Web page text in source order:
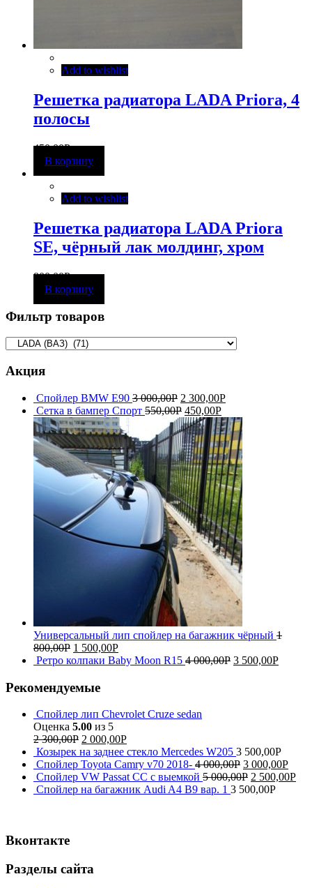
Add to wishlist
Решетка радиатора LADA Priora, 4
полосы
450,00Р
В корзину
Add to wishlist
Решетка радиатора LADA Priora
SE, чёрный лак молдинг, хром
800,00Р
В корзину
Фильтр товаров
Акция
Спойлер BMW E90 3 000,00Р 2 300,00Р
Сетка в бампер Спорт 550,00Р 450,00Р
Универсальный лип спойлер на багажник чёрный 1
800,00Р 1 500,00Р
Ретро колпаки Baby Moon R15 4 000,00Р 3 500,00Р
Рекомендуемые
Спойлер лип Chevrolet Cruze sedan
Оценка 5.00 из 5
2 300,00Р 2 000,00Р
Козырек на заднее стекло Mercedes W205 3 500,00Р
Спойлер Toyota Camry v70 2018- 4 000,00Р 3 000,00Р
Спойлер VW Passat CC с выемкой 5 000,00Р 2 500,00Р
Спойлер на багажник Audi A4 B9 вар. 1 3 500,00Р
Вконтакте
Разделы сайта